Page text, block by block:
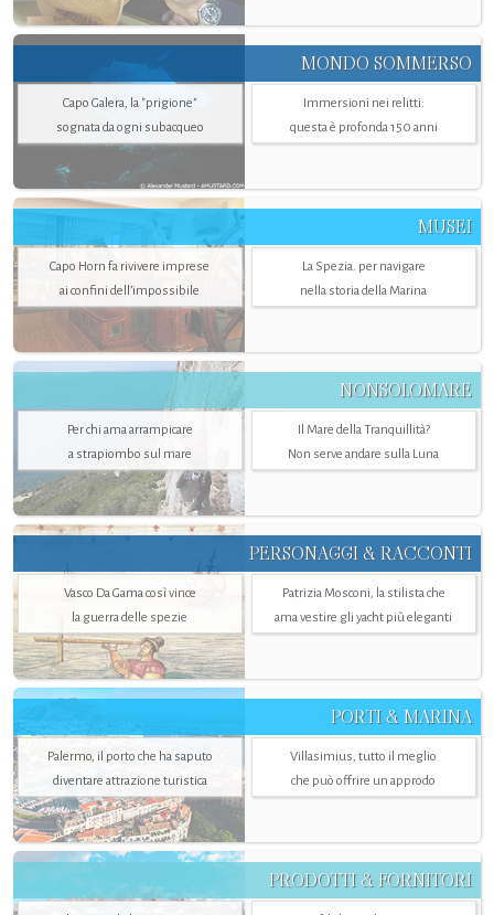
MONDO SOMMERSO
Capo Galera, la "prigione"
sognata da ogni subacqueo
Immersioni nei relitti:
questa è profonda 150 anni
MUSEI
Capo Horn fa rivivere imprese
ai confini dell’impossibile
La Spezia. per navigare
nella storia della Marina
NONSOLOMARE
Per chi ama arrampicare
a strapiombo sul mare
Il Mare della Tranquillità?
Non serve andare sulla Luna
PERSONAGGI & RACCONTI
Vasco Da Gama così vince
la guerra delle spezie
Patrizia Mosconi, la stilista che
ama vestire gli yacht più eleganti
PORTI & MARINA
Palermo, il porto che ha saputo
diventare attrazione turistica
Villasimius, tutto il meglio
che può offrire un approdo
PRODOTTI & FORNITORI